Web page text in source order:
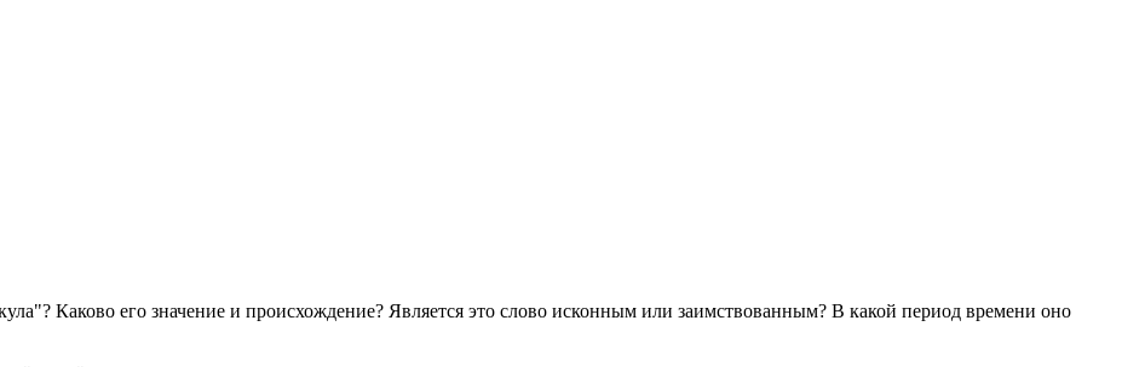
Каково его значение и происхождение? Является это слово исконным или заимствованным? В какой период времени оно